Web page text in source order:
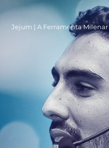
Jejum | A Ferramenta Milenar